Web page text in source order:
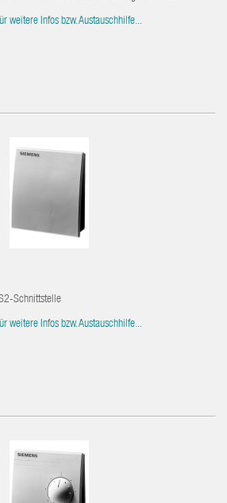
weitere Infos bzw. Austauschhilfe...
Schnittstelle
weitere Infos bzw. Austauschhilfe...